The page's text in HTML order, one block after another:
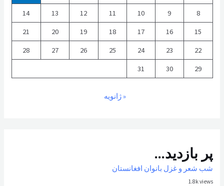
8
9
10
11
12
13
14
15
16
17
18
19
20
21
22
23
24
25
26
27
28
29
30
31
« ژانویه
پر بازدید...
شب شعر و غزل بانوان افغانستان
1.8k views